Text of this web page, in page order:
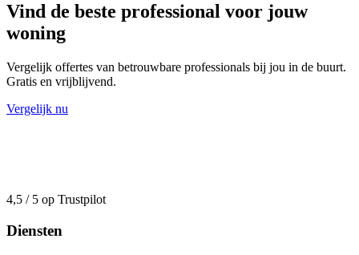
Vind de beste professional voor jouw
woning
Vergelijk offertes van betrouwbare professionals bij jou in de buurt.
Gratis en vrijblijvend.
Vergelijk nu
4,5 / 5 op Trustpilot
Diensten